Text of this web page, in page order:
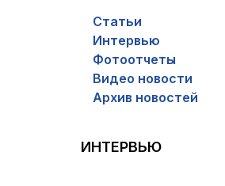
Статьи
Интервью
Фотоотчеты
Видео новости
Архив новостей
ИНТЕРВЬЮ